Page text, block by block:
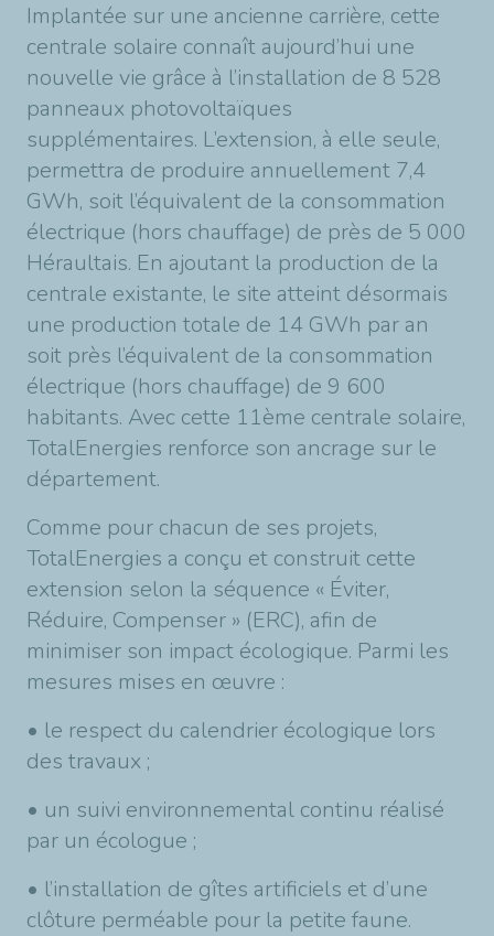
Implantée sur une ancienne carrière, cette
centrale solaire connaît aujourd’hui une
nouvelle vie grâce à l’installation de 8 528
panneaux photovoltaïques
supplémentaires. L’extension, à elle seule,
permettra de produire annuellement 7,4
GWh, soit l’équivalent de la consommation
électrique (hors chauffage) de près de 5 000
Héraultais. En ajoutant la production de la
centrale existante, le site atteint désormais
une production totale de 14 GWh par an
soit près l’équivalent de la consommation
électrique (hors chauffage) de 9 600
habitants. Avec cette 11ème centrale solaire,
TotalEnergies renforce son ancrage sur le
département.
Comme pour chacun de ses projets,
TotalEnergies a conçu et construit cette
extension selon la séquence « Éviter,
Réduire, Compenser » (ERC), afin de
minimiser son impact écologique. Parmi les
mesures mises en œuvre :
• le respect du calendrier écologique lors
des travaux ;
• un suivi environnemental continu réalisé
par un écologue ;
• l’installation de gîtes artificiels et d’une
clôture perméable pour la petite faune.